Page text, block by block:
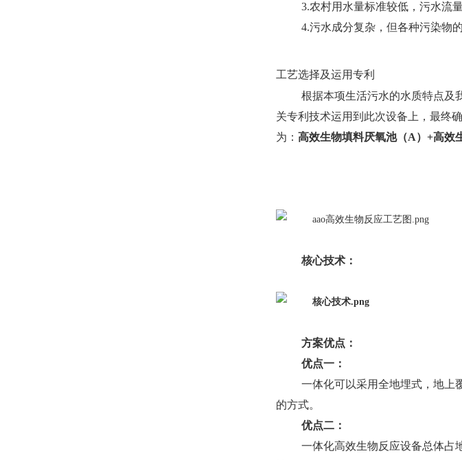
3.农村用水量标准较低，污水流
4.污水成分复杂，但各种污染物
工艺选择及运用专利
根据本项生活污水的水质特点及
关专利技术运用到此次设备上，最终
为： 高效生物填料厌氧池（A）+高效
核心技术：
方案优点：
优点一：
一体化可以采用全地埋式，地上
的方式。
优点二：
一体化高效生物反应设备总体占